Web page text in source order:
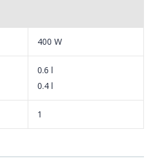
400 W
0.6 l
0.4 l
1